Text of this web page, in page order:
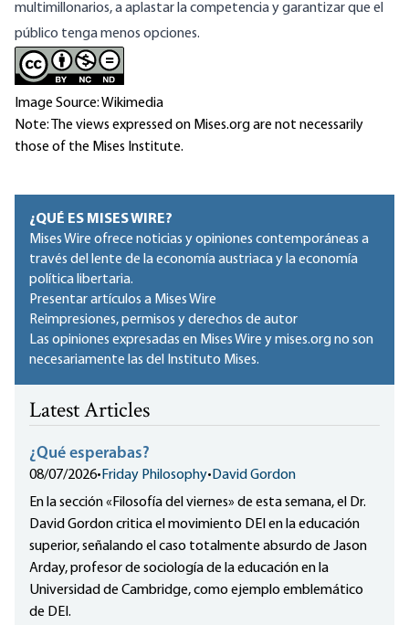
multimillonarios, a aplastar la competencia y garantizar que el
público tenga menos opciones.
Image Source: Wikimedia
Note: The views expressed on Mises.org are not necessarily
those of the Mises Institute.
¿QUÉ ES MISES WIRE?
Mises Wire ofrece noticias y opiniones contemporáneas a
través del lente de la economía austriaca y la economía
política libertaria.
Presentar artículos a Mises Wire
Reimpresiones, permisos y derechos de autor
Las opiniones expresadas en Mises Wire y mises.org no son
necesariamente las del Instituto Mises.
Latest Articles
¿Qué esperabas?
08/07/2026• Friday Philosophy• David Gordon
En la sección «Filosofía del viernes» de esta semana, el Dr.
David Gordon critica el movimiento DEI en la educación
superior, señalando el caso totalmente absurdo de Jason
Arday, profesor de sociología de la educación en la
Universidad de Cambridge, como ejemplo emblemático
de DEI.